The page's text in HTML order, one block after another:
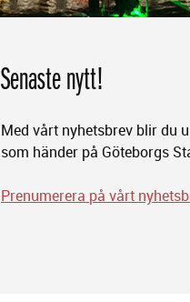
Senaste nytt!
Med vårt nyhetsbrev blir du
som händer på Göteborgs
Prenumerera på vårt